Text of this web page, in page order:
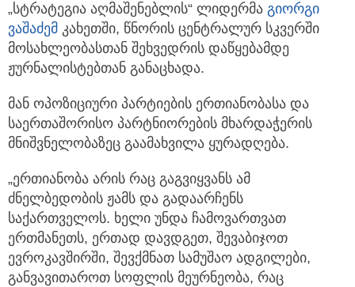
„სტრატეგია აღმაშენებლის“ ლიდერმა გიორგი
ვაშაძემ კახეთში, წნორის ცენტრალურ სკვერში
მოსახლეობასთან შეხვედრის დაწყებამდე
ჟურნალისტებთან განაცხადა.
მან ოპოზიციური პარტიების ერთიანობასა და
საერთაშორისო პარტნიორების მხარდაჭერის
მნიშვნელობაზეც გაამახვილა ყურადღება.
„ერთიანობა არის რაც გაგვიყვანს ამ
ძნელბედობის ჟამს და გადაარჩენს
საქართველოს. ხელი უნდა ჩამოვართვათ
ერთმანეთს, ერთად დავდგეთ, შევაბიჯოთ
ევროკავშირში, შევქმნათ სამუშაო ადგილები,
განვავითაროთ სოფლის მეურნეობა, რაც